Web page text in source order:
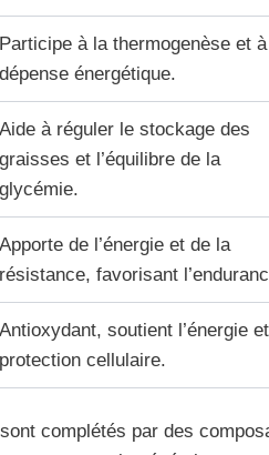
Participe à la thermogenèse et
dépense énergétique.
Aide à réguler le stockage des
graisses et l’équilibre de la
glycémie.
Apporte de l’énergie et de la
résistance, favorisant
Antioxydant, soutient l’énergie
protection cellulaire.
complétés par des